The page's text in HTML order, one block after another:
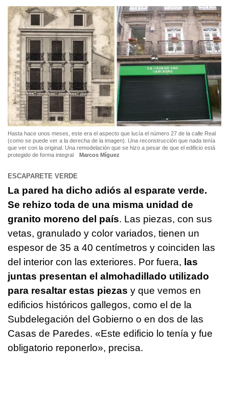
Hasta hace unos meses, este era el aspecto que lucía el número 27 de la calle Real
(como se puede ver a la derecha de la imagen). Una reconstrucción que nada tenía
que ver con la original. Una remodelación que se hizo a pesar de que el edificio está
protegido de forma integral
Marcos Míguez
ESCAPARETE VERDE
La pared ha dicho adiós al esparate verde.
Se rehizo toda de una misma unidad de
granito moreno del país. Las piezas, con sus
vetas, granulado y color variados, tienen un
espesor de 35 a 40 centímetros y coinciden las
del interior con las exteriores. Por fuera, las
juntas presentan el almohadillado utilizado
para resaltar estas piezas y que vemos en
edificios históricos gallegos, como el de la
Subdelegación del Gobierno o en dos de las
Casas de Paredes. «Este edificio lo tenía y fue
obligatorio reponerlo», precisa.